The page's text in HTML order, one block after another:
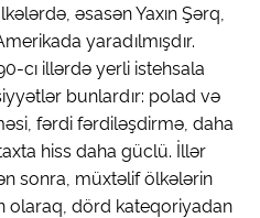
əsasən Yaxın Şərq,
yaradılmışdır.
cı illərdə yerli istehsala
bunlardır: polad və
fərdi fərdiləşdirmə, daha
hiss daha güclü. İllər
sonra, müxtəlif ölkələrin
olaraq, dörd kateqoriyadan